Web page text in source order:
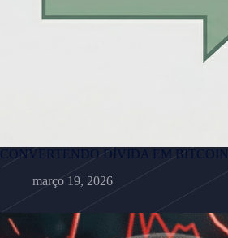
CONVERTENDO DÍVIDA EM BITCOIN
março 19, 2026